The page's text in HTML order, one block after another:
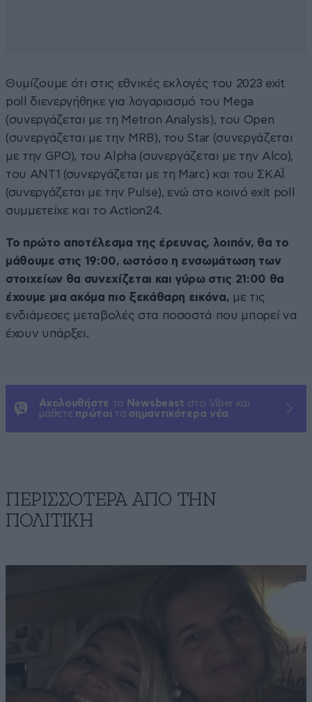
Θυμίζουμε ότι στις εθνικές εκλογές του 2023 exit
poll διενεργήθηκε για λογαριασμό του Mega
(συνεργάζεται με τη Metron Analysis), του Open
(συνεργάζεται με την ΜRB), του Star (συνεργάζεται
με την GPO), του Alpha (συνεργάζεται με την Alco),
του ΑΝΤ1 (συνεργάζεται με τη Marc) και του ΣΚΑΪ
(συνεργάζεται με την Pulse), ενώ στο κοινό exit poll
συμμετείχε και το Action24.
Το πρώτο αποτέλεσμα της έρευνας, λοιπόν, θα το
μάθουμε στις 19:00, ωστόσο η ενσωμάτωση των
στοιχείων θα συνεχίζεται και γύρω στις 21:00 θα
έχουμε μια ακόμα πιο ξεκάθαρη εικόνα, με τις
ενδιάμεσες μεταβολές στα ποσοστά που μπορεί να
έχουν υπάρξει.
Ακολουθήστε το Newsbeast στο Viber και
μάθετε πρώτοι τα σημαντικότερα νέα
ΠΕΡΙΣΣΟΤΕΡΑ ΑΠΟ ΤΗΝ
ΠΟΛΙΤΙΚΗ